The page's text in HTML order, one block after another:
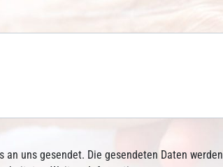
an uns gesendet. Die gesendeten Daten werden